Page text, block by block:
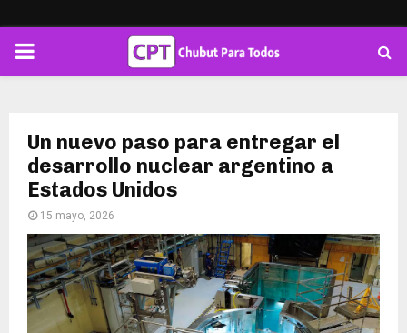
PRIMARY
Un nuevo paso para entregar el
desarrollo nuclear argentino a
Estados Unidos
15 mayo, 2026